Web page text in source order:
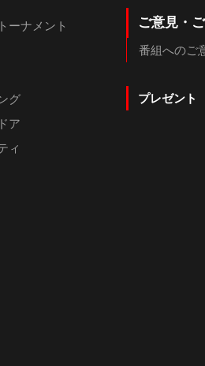
ーナメント
グ
ア
ィ
ご意見・
番組へのご
プレゼント